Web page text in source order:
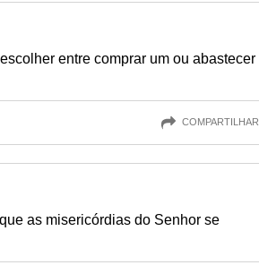
entre comprar um ou abastecer
COMPARTILHAR
as misericórdias do Senhor se